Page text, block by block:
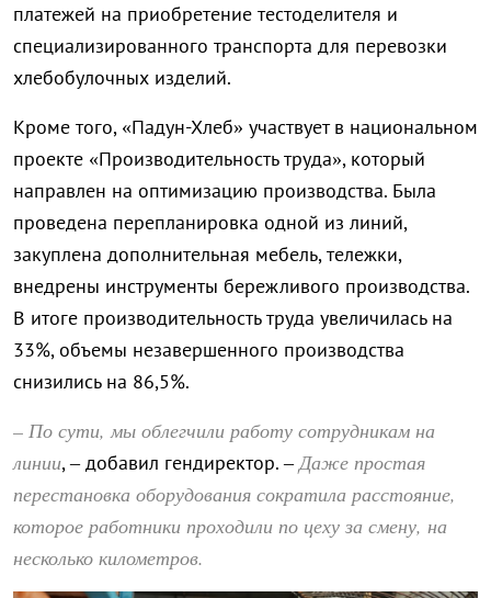
платежей на приобретение тестоделителя и
специализированного транспорта для перевозки
хлебобулочных изделий.
Кроме того, «Падун-Хлеб» участвует в национальном
проекте «Производительность труда», который
направлен на оптимизацию производства. Была
проведена перепланировка одной из линий,
закуплена дополнительная мебель, тележки,
внедрены инструменты бережливого производства.
В итоге производительность труда увеличилась на
33%, объемы незавершенного производства
снизились на 86,5%.
– По сути, мы облегчили работу сотрудникам на
линии, – добавил гендиректор. –Даже простая
перестановка оборудования сократила расстояние,
которое работники проходили по цеху за смену, на
несколько километров.